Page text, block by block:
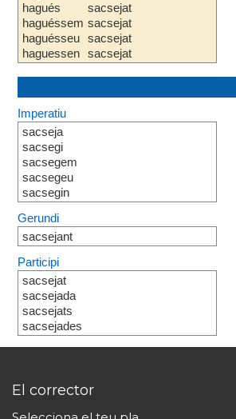
hagués
haguéssem
haguésseu
haguessen
sacsejat
sacsejat
sacsejat
sacsejat
Imperatiu
sacseja
sacsegi
sacsegem
sacsegeu
sacsegin
Gerundi
sacsejant
Participi
sacsejat
sacsejada
sacsejats
sacsejades
El corrector